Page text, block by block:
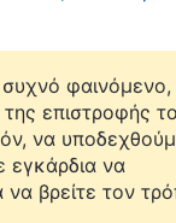
είναι
της
θα έχει
λαού του
στάδιο του
φαινόμενο,
επιστροφής
να
εγκάρδια να
να βρείτε τον